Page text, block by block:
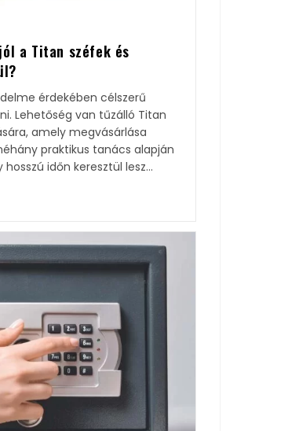
a Titan széfek és
érdekében célszerű
Lehetőség van tűzálló Titan
amely megvásárlása
praktikus tanács alapján
időn keresztül lesz…